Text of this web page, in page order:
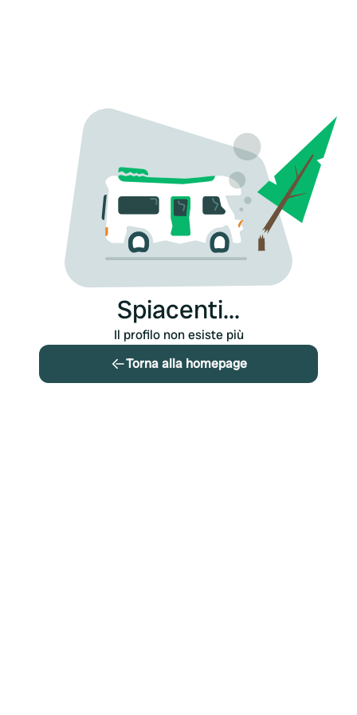
Spiacenti...
Il profilo non esiste più
Torna alla homepage